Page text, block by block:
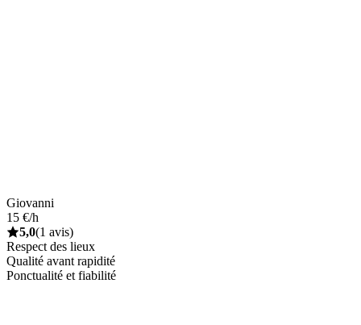
Giovanni
15 €/h
5,0(1 avis)
Respect des lieux
Qualité avant rapidité
Ponctualité et fiabilité